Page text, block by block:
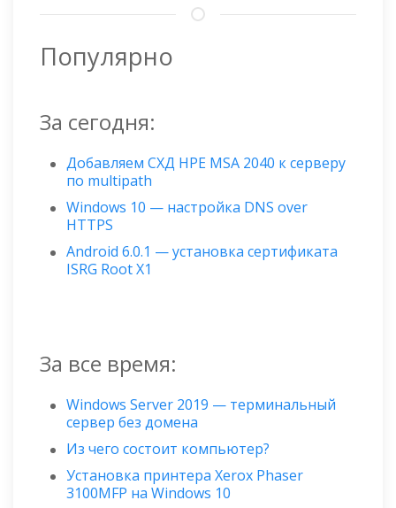
Популярно
За сегодня:
Добавляем СХД HPE MSA 2040 к серверу
по multipath
Windows 10 — настройка DNS over
HTTPS
Android 6.0.1 — установка сертификата
ISRG Root X1
За все время:
Windows Server 2019 — терминальный
сервер без домена
Из чего состоит компьютер?
Установка принтера Xerox Phaser
3100MFP на Windows 10